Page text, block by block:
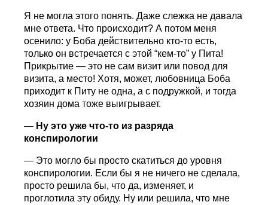
Я не могла этого понять. Даже слежка не давала
мне ответа. Что происходит? А потом меня
осенило: у Боба действительно кто-то есть,
только он встречается с этой “кем-то” у Пита!
Прикрытие — это не сам визит или повод для
визита, а место! Хотя, может, любовница Боба
приходит к Питу не одна, а с подружкой, и тогда
хозяин дома тоже выигрывает.
— Ну это уже что-то из разряда
конспирологии
— Это могло бы просто скатиться до уровня
конспирологии. Если бы я не ничего не сделала,
просто решила бы, что да, изменяет, и
проглотила эту обиду. Ну или решила, что мне